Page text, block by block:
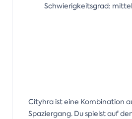
Schwierigkeitsgrad:
Cityhra ist eine Kombination
Spaziergang. Du spielst auf